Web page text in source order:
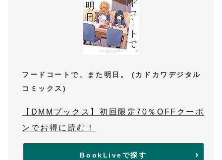
フードコートで、また明日。 (カドカワデジタル
コミックス)
【DMMブックス】初回限定70％OFFクーポ
ンでお得に読む！
BookLiveで探す